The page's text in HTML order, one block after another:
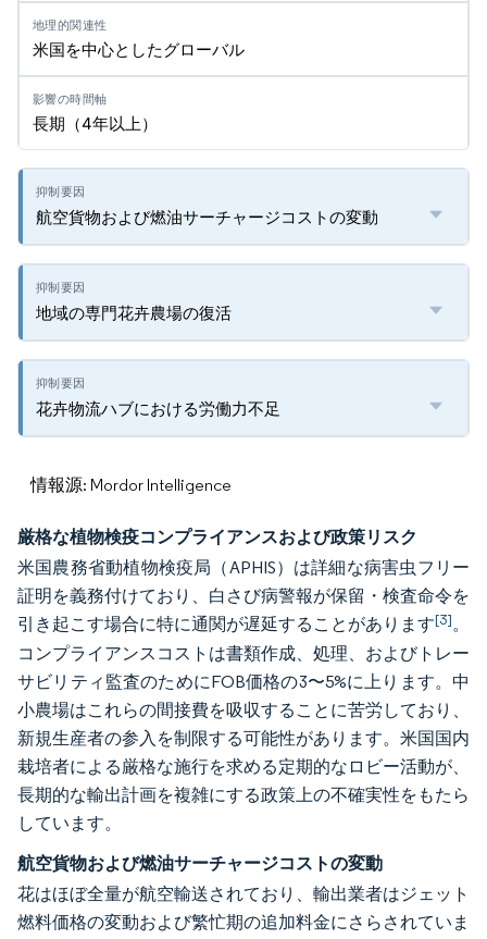
米国を中心としたグローバル
長期（4年以上）
航空貨物および燃油サーチャージコストの変動
地域の専門花卉農場の復活
花卉物流ハブにおける労働力不足
情報源: Mordor Intelligence
厳格な植物検疫コンプライアンスおよび政策リスク
米国農務省動植物検疫局（APHIS）は詳細な病害虫フリー
証明を義務付けており、白さび病警報が保留・検査命令を
引き起こす場合に特に通関が遅延することがあります[3]。
コンプライアンスコストは書類作成、処理、およびトレー
サビリティ監査のためにFOB価格の3〜5%に上ります。中
小農場はこれらの間接費を吸収することに苦労しており、
新規生産者の参入を制限する可能性があります。米国国内
栽培者による厳格な施行を求める定期的なロビー活動が、
長期的な輸出計画を複雑にする政策上の不確実性をもたら
しています。
航空貨物および燃油サーチャージコストの変動
花はほぼ全量が航空輸送されており、輸出業者はジェット
燃料価格の変動および繁忙期の追加料金にさらされていま